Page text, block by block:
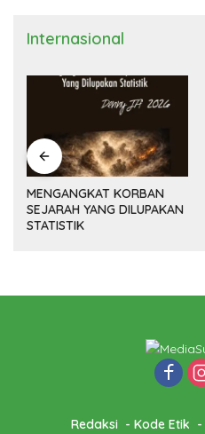
Internasional
MENGANGKAT KORBAN
SEJARAH YANG DILUPAKAN
STATISTIK
Redaksi Kode Etik